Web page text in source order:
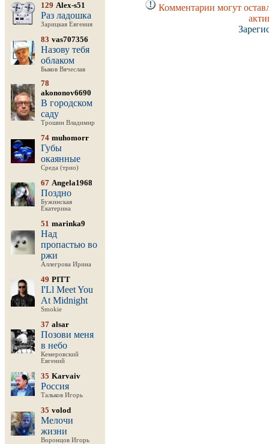
129 Alex-s51
Раз ладошка
Зарицкая Евгения
83 vas707356
Назову тебя
облаком
Быков Вячеслав
78
akononov6690
В городском
саду
Трошин Владимир
74 muhomorr
Губы
окаянные
Среда (трио)
67 Angela1968
Поздно
Бужинская
Екатерина
51 marinka9
Над
пропастью во
ржи
Аллегрова Ирина
49 PITT
I'Ll Meet You
At Midnight
Smokie
37 alsar
Позови меня
в небо
Кемеровский
Евгений
35 Karvaiv
Россия
Тальков Игорь
35 volod
Мелочи
жизни
Воронцов Игорь
Комментарии могут